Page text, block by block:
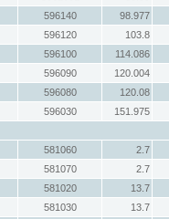
596140
98.977
596120
103.8
596100
114.086
596090
120.004
596080
120.08
596030
151.975
581060
2.7
581070
2.7
581020
13.7
581030
13.7